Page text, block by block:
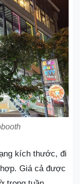
kích thước, đi
Giá cả được